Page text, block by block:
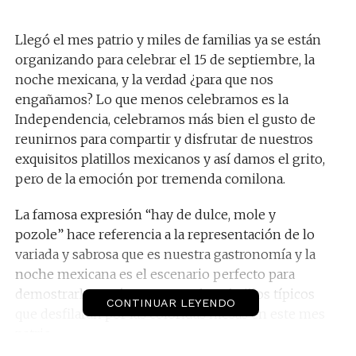
Llegó el mes patrio y miles de familias ya se están
organizando para celebrar el 15 de septiembre, la
noche mexicana, y la verdad ¿para que nos
engañamos? Lo que menos celebramos es la
Independencia, celebramos más bien el gusto de
reunirnos para compartir y disfrutar de nuestros
exquisitos platillos mexicanos y así damos el grito,
pero de la emoción por tremenda comilona.
La famosa expresión “hay de dulce, mole y
pozole” hace referencia a la representación de lo
variada y sabrosa que es nuestra gastronomía y la
noche mexicana es el escenario perfecto para
demostrarlo, aquí te presento los platillos típicos
que desfilarán por las coloridas mesas en este mes
CONTINUAR LEYENDO